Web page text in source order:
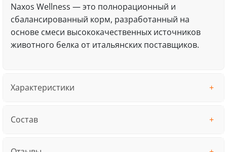
Naxos Wellness — это полнорационный и
сбалансированный корм, разработанный на
основе смеси высококачественных источников
животного белка от итальянских поставщиков.
Характеристики
Состав